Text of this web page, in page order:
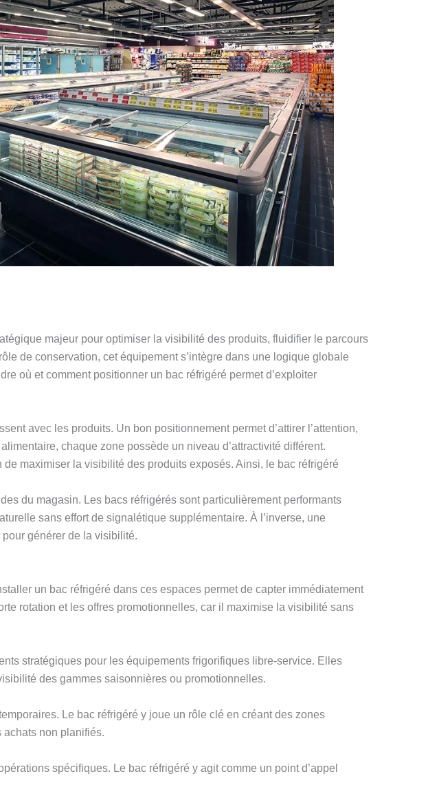
majeur pour optimiser la visibilité des produits, fluidifier le parcours
de conservation, cet équipement s’intègre dans une logique globale
où et comment positionner un bac réfrigéré permet d’exploiter
avec les produits. Un bon positionnement permet d’attirer l’attention,
chaque zone possède un niveau d’attractivité différent.
de maximiser la visibilité des produits exposés. Ainsi, le bac réfrigéré
du magasin. Les bacs réfrigérés sont particulièrement performants
sans effort de signalétique supplémentaire. À l’inverse, une
générer de la visibilité.
un bac réfrigéré dans ces espaces permet de capter immédiatement
rotation et les offres promotionnelles, car il maximise la visibilité sans
stratégiques pour les équipements frigorifiques libre-service. Elles
des gammes saisonnières ou promotionnelles.
Le bac réfrigéré y joue un rôle clé en créant des zones
achats non planifiés.
spécifiques. Le bac réfrigéré y agit comme un point d’appel